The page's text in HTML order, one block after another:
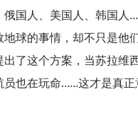
国人、美国人、韩国
球的事情，却不只是
了这个方案，当苏拉
也在玩命......这才是真正